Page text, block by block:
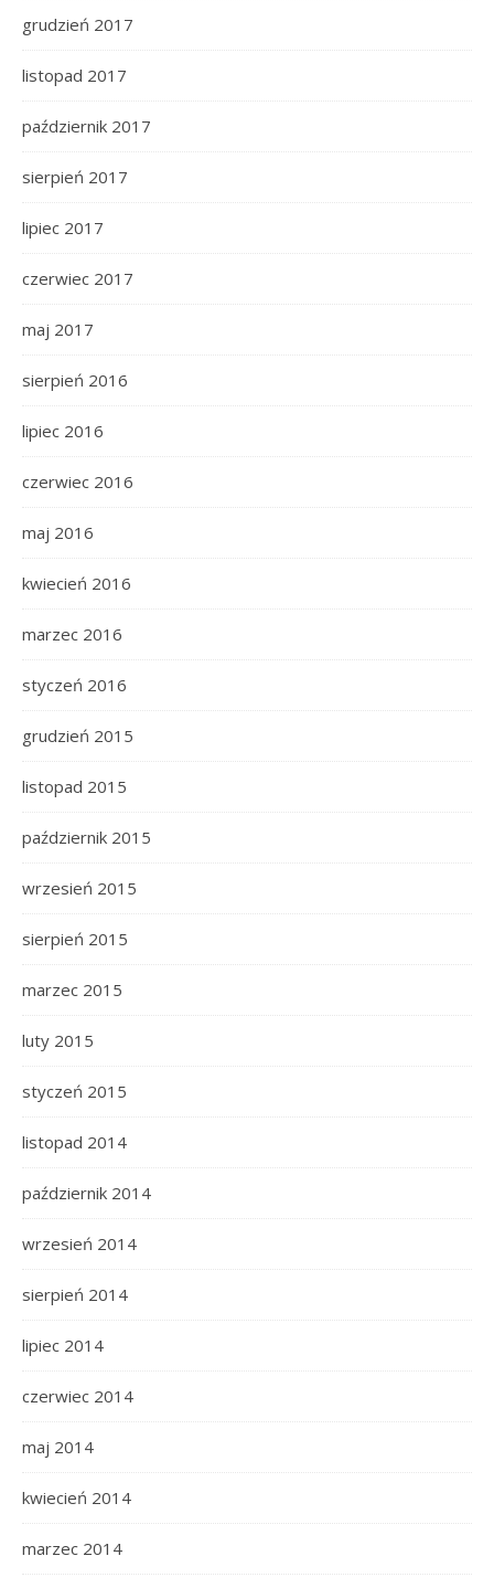
grudzień 2017
listopad 2017
październik 2017
sierpień 2017
lipiec 2017
czerwiec 2017
maj 2017
sierpień 2016
lipiec 2016
czerwiec 2016
maj 2016
kwiecień 2016
marzec 2016
styczeń 2016
grudzień 2015
listopad 2015
październik 2015
wrzesień 2015
sierpień 2015
marzec 2015
luty 2015
styczeń 2015
listopad 2014
październik 2014
wrzesień 2014
sierpień 2014
lipiec 2014
czerwiec 2014
maj 2014
kwiecień 2014
marzec 2014